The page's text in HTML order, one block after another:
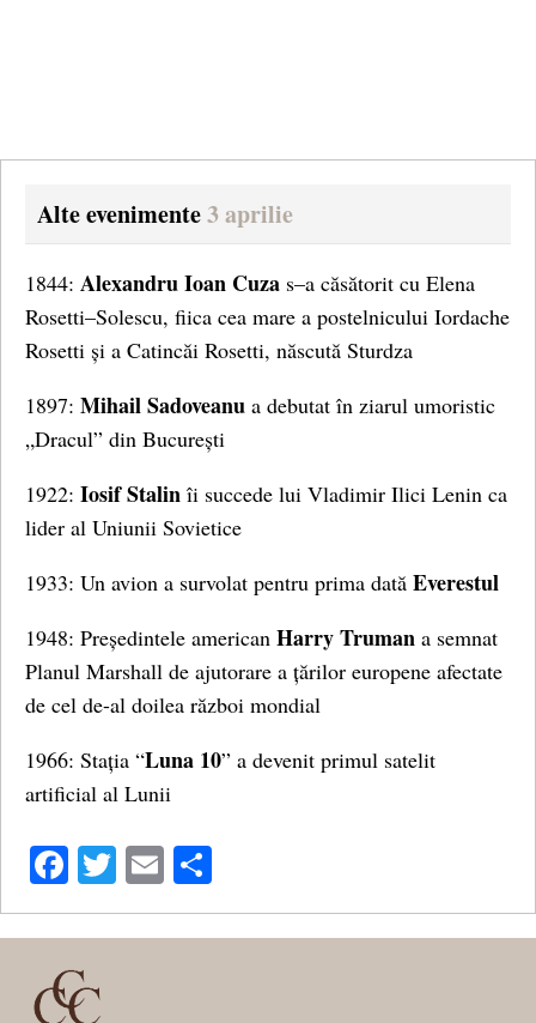
Alte evenimente3 aprilie
1844: Alexandru Ioan Cuza s–a căsătorit cu Elena
Rosetti–Solescu, fiica cea mare a postelnicului Iordache
Rosetti și a Catincăi Rosetti, născută Sturdza
1897: Mihail Sadoveanu a debutat în ziarul umoristic
„Dracul” din București
1922: Iosif Stalin îi succede lui Vladimir Ilici Lenin ca
lider al Uniunii Sovietice
1933: Un avion a survolat pentru prima dată Everestul
1948: Președintele american Harry Truman a semnat
Planul Marshall de ajutorare a țărilor europene afectate
de cel de-al doilea război mondial
1966: Stația “Luna 10” a devenit primul satelit
artificial al Lunii
Facebook
Twitter
Email